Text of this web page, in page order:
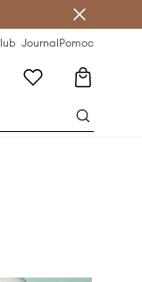
JournalPomoc